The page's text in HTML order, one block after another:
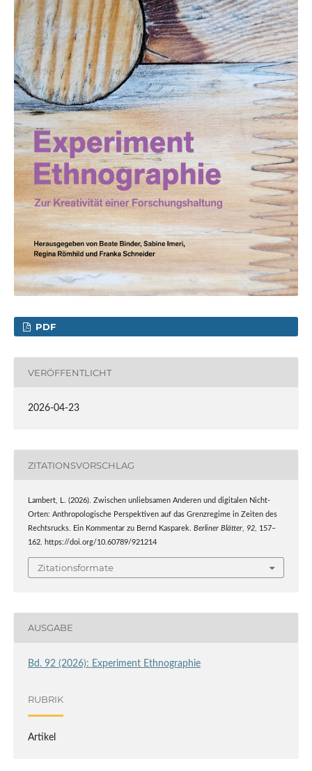
PDF
VERÖFFENTLICHT
2026-04-23
ZITATIONSVORSCHLAG
Lambert, L. (2026). Zwischen unliebsamen Anderen und digitalen Nicht-
Orten: Anthropologische Perspektiven auf das Grenzregime in Zeiten des
Rechtsrucks. Ein Kommentar zu Bernd Kasparek. Berliner Blätter, 92, 157–
162. https://doi.org/10.60789/921214
Zitationsformate
AUSGABE
Bd. 92 (2026): Experiment Ethnographie
RUBRIK
Artikel